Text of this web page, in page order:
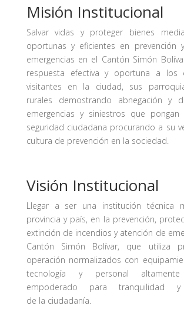
Misión Institucional
Salvar vidas y proteger bienes
oportunas y eficientes en prevención
emergencias en el Cantón Simón
respuesta efectiva y oportuna a los
visitantes en la ciudad, sus
rurales demostrando abnegación y
emergencias y siniestros que
seguridad ciudadana procurando a su
cultura de prevención en la sociedad.
Visión Institucional
Llegar a ser una institución técnica
provincia y país, en la prevención,
extinción de incendios y atención de
Cantón Simón Bolívar, que utiliza
operación normalizados con
tecnología y personal
empoderado para tranquilidad y
de la ciudadanía.